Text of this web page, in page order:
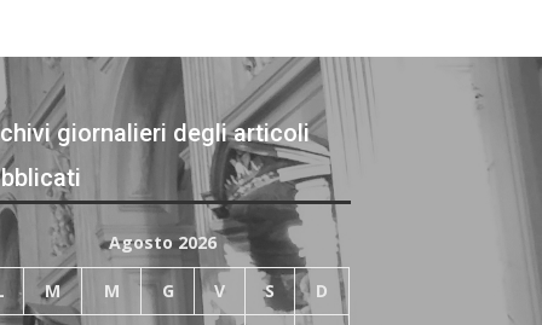
giornalieri degli articoli
Agosto 2026
M M G V S D